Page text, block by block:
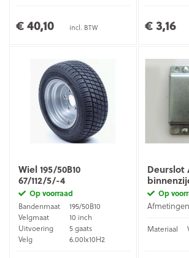
€ 40,10 incl. BTW € 3,16
Wiel 195/50B10
67/112/5/-4
Op voorraad
Bandenmaat
195/50B10
Velgmaat
10 inch
Uitvoering
5 gaats
Velg
6.00Ix10H2
Deurslot
Op
Materiaal